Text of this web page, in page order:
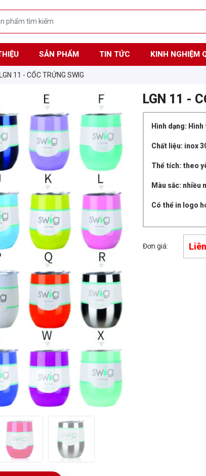
SẢN PHẨM TIN TỨC KINH NGHIỆM
LGN 11 - CỐC TRỨNG SWIG
LGN 11 -
Hình dạng:
Chất liệu: inox
Thể tích: theo
Màu sắc: nhiều
Có thể in logo
Đơn giá: